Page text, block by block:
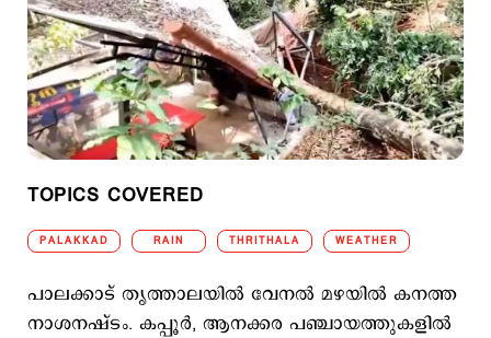
TOPICS COVERED
PALAKKAD RAIN THRITHALA WEATHER
പാലക്കാട് തൃത്താലയിൽ വേനൽ മഴയിൽ കനത്ത
നാശനഷ്ടം. കപ്പൂർ, ആനക്കര പഞ്ചായത്തുകളിൽ